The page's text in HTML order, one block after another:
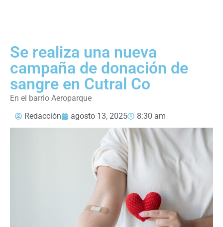
Se realiza una nueva
campaña de donación de
sangre en Cutral Co
En el barrio Aeroparque
Redacción
agosto 13, 2025 8:30 am